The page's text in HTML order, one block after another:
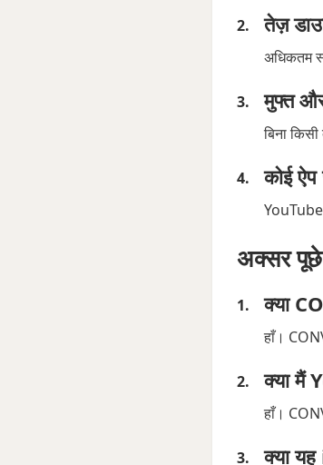
तेज़
अधिकतम
मुफ्त
बिना
कोई
YouTube
अक्सर
क्या
हाँ।
क्या मैं
हाँ।
क्या